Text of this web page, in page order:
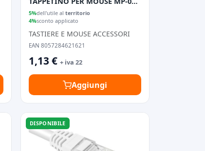
BLU
5%dell'utile al territorio
4%sconto applicato
TASTIERE E MOUSE ACCESSORI
EAN 8057284621621
1,13 € + iva 22
Aggiungi
DISPONIBILE